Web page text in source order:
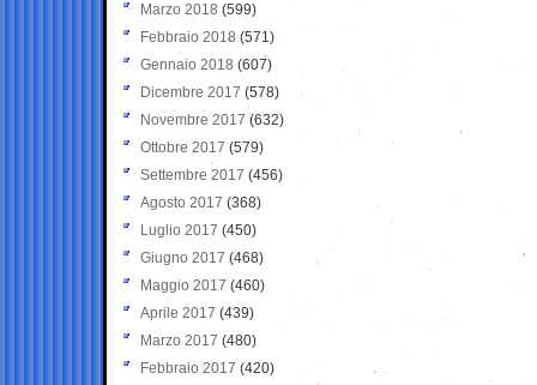
Marzo 2018 (599)
Febbraio 2018 (571)
Gennaio 2018 (607)
Dicembre 2017 (578)
Novembre 2017 (632)
Ottobre 2017 (579)
Settembre 2017 (456)
Agosto 2017 (368)
Luglio 2017 (450)
Giugno 2017 (468)
Maggio 2017 (460)
Aprile 2017 (439)
Marzo 2017 (480)
Febbraio 2017 (420)